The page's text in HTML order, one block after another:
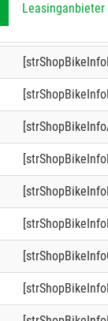
Leasinganbieter